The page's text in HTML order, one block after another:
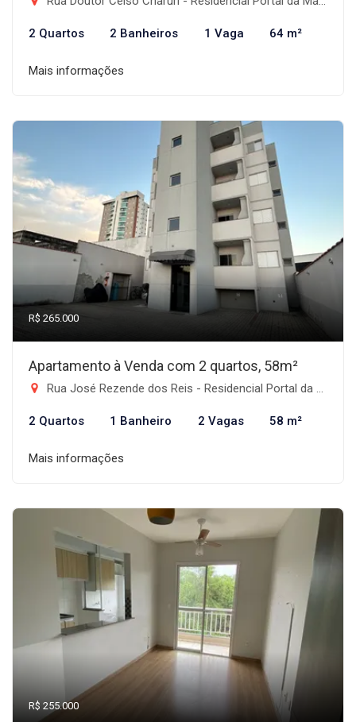
2 Quartos 2 Banheiros 1 Vaga 64 m²
Mais informações
R$ 265.000
Apartamento à Venda com 2 quartos, 58m²
Rua José Rezende dos Reis - Residencial Portal da Mantiqueira, Taubaté-SP
2 Quartos 1 Banheiro 2 Vagas 58 m²
Mais informações
R$ 255.000